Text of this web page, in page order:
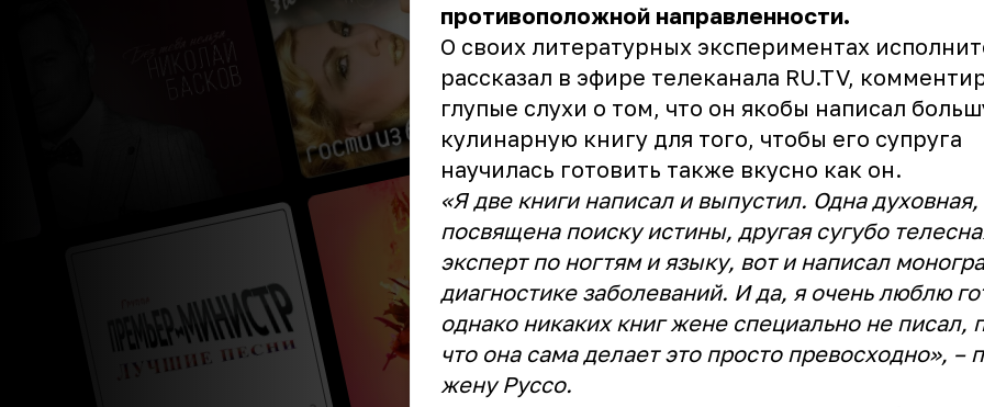
противоположной направленности.
О своих литературных экспериментах
рассказал в эфире телеканала RU.TV,
глупые слухи о том, что он якобы написал
кулинарную книгу для того, чтобы его супруга
научилась готовить также вкусно как он.
«Я две книги написал и выпустил. Одна духовная,
посвящена поиску истины, другая сугубо
эксперт по ногтям и языку, вот и написал
диагностике заболеваний. И да, я очень люблю
однако никаких книг жене специально не писал,
что она сама делает это просто превосходно», –
жену Руссо.